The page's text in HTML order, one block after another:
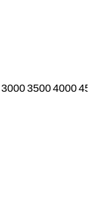
300035004000